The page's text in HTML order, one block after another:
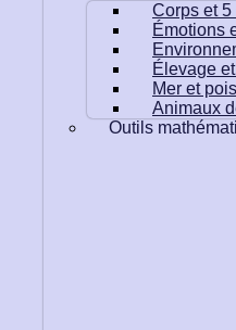
Corps et 5
Émotions
Élevage
Mer et
Animaux
Outils